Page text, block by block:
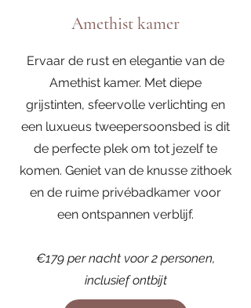
Amethist kamer
Ervaar de rust en elegantie van de
Amethist kamer. Met diepe
grijstinten, sfeervolle verlichting en
een luxueus tweepersoonsbed is dit
de perfecte plek om tot jezelf te
komen. Geniet van de knusse zithoek
en de ruime privébadkamer voor
een ontspannen verblijf.​
€179 per nacht voor 2 personen,
inclusief ontbijt